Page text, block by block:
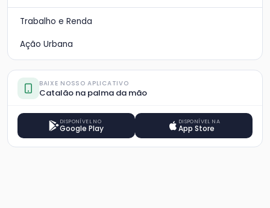
Trabalho e Renda
Ação Urbana
BAIXE NOSSO APLICATIVO
Catalão na palma da mão
DISPONÍVEL NO
Google Play
DISPONÍVEL NA
App Store